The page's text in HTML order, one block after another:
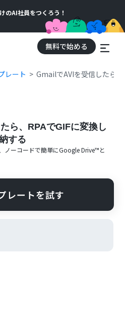
のAI社員をつくろう！
無料で始める
レート GmailでAVIを受信したら
ら、RPAでGIFに変換し
する
ノーコードで簡単にGoogle Drive™と
レートを試す